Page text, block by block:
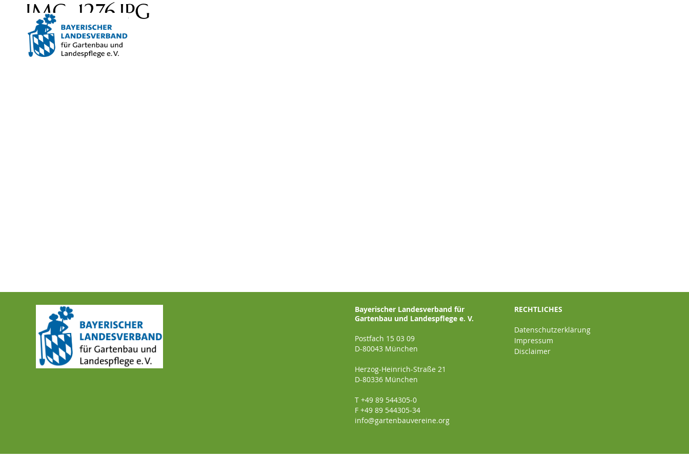
IMG_1276.JPG
Bayerischer Landesverband für
Gartenbau und Landespflege e. V.
Postfach 15 03 09
D-80043 München
Herzog-Heinrich-Straße 21
D-80336 München
T +49 89 544305-0
F +49 89 544305-34
info@gartenbauvereine.org
RECHTLICHES
Datenschutzerklärung
Impressum
Disclaimer